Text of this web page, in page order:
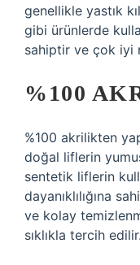
genellikle yastık
gibi ürünlerde
sahiptir ve çok iyi
%100
%100 akrilikten
doğal liflerin
sentetik liflerin
dayanıklılığına
ve kolay
sıklıkla tercih edilir.